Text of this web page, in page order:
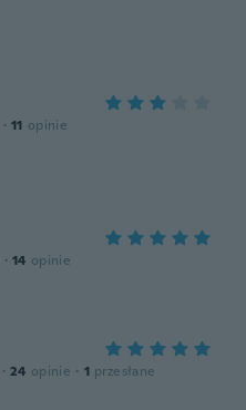
· 11 opinie
· 14 opinie
· 24 opinie · 1 przesłane